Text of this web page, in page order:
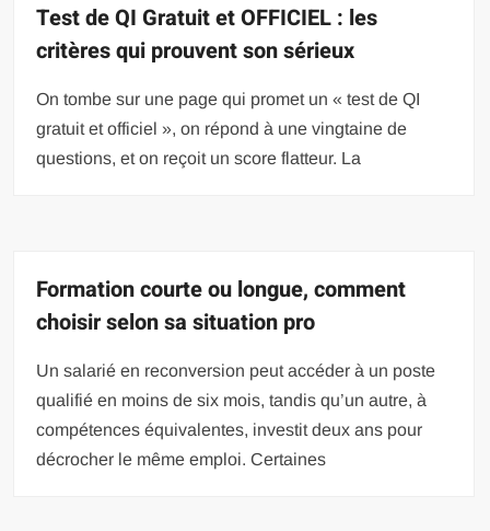
Test de QI Gratuit et OFFICIEL : les
critères qui prouvent son sérieux
On tombe sur une page qui promet un « test de QI
gratuit et officiel », on répond à une vingtaine de
questions, et on reçoit un score flatteur. La
Formation courte ou longue, comment
choisir selon sa situation pro
Un salarié en reconversion peut accéder à un poste
qualifié en moins de six mois, tandis qu’un autre, à
compétences équivalentes, investit deux ans pour
décrocher le même emploi. Certaines